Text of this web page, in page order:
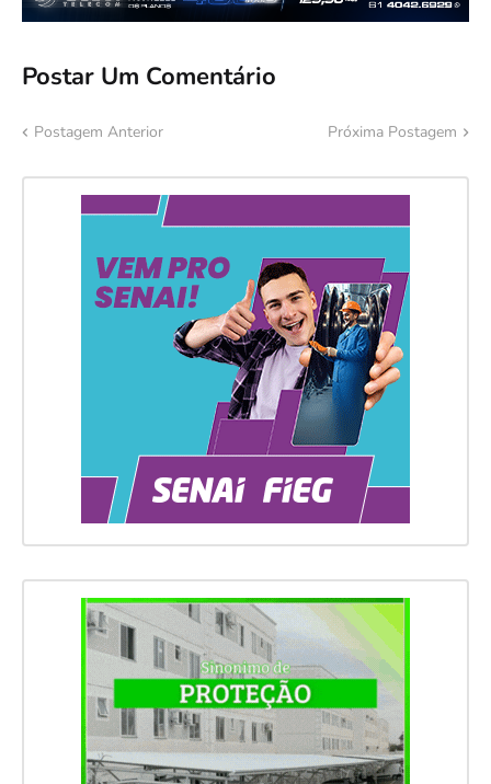
Postar Um Comentário
Postagem Anterior Próxima Postagem